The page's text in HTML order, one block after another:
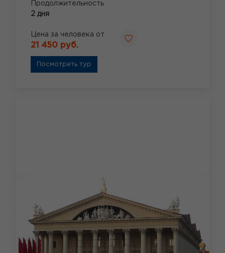
Продолжительность
2 дня
Цена за человека от
21 450 руб.
Посмотреть тур